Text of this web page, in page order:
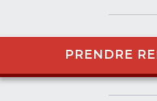
PRENDRE